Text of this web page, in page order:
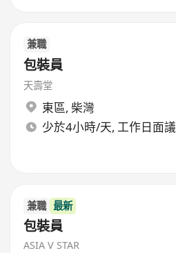
兼職
包裝員
天壽堂
東區, 柴灣
少於4小時/天, 工作日面議
兼職 最新
包裝員
ASIA V STAR